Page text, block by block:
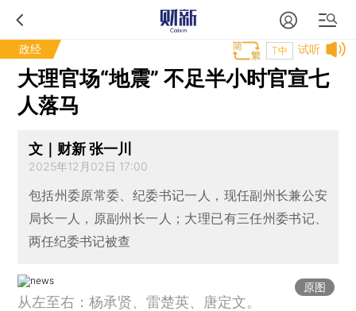
政经 试听
T中
大理官场“地震” 不足半小时官宣七
人落马
文｜财新 张一川
2025年12月02日 17:00
包括州委原常委、纪委书记一人，现任副州长兼公安
局长一人，原副州长一人；大理已有三任州委书记、
两任纪委书记被查
原图
从左至右：杨承贤、雷楚英、唐定文。